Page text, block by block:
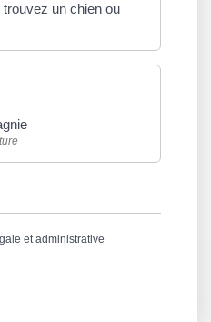
un chien ou
et administrative